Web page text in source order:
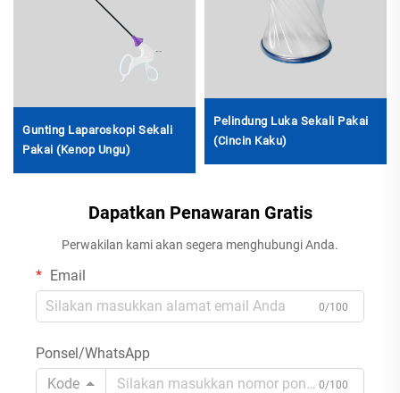
Gunting Laparoskopi Sekali
Pakai (Kenop Ungu)
Pelindung Luka Sekali Pakai
(Cincin Kaku)
Dapatkan Penawaran Gratis
Perwakilan kami akan segera menghubungi Anda.
Email
0/100
Ponsel/WhatsApp
Kode
0/100